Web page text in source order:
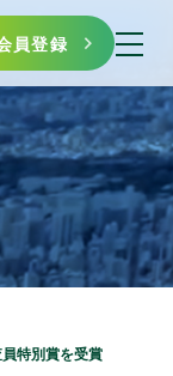
員登録
特別賞を受賞